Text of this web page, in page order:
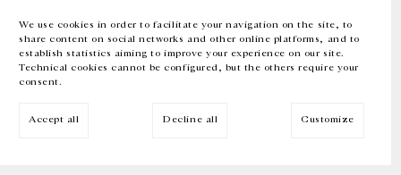
We use cookies in order to facilitate your navigation on the site, to
share content on social networks and other online platforms, and to
establish statistics aiming to improve your experience on our site.
Technical cookies cannot be configured, but the others require your
consent.
Accept all Decline all Customize
EN FR 中文 Facebook Instagram
Inscrivez-vous à notre newsletter